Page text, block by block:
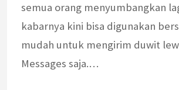
semua orang menyumbangkan
kabarnya kini bisa digunakan
mudah untuk mengirim duwit
Messages saja.…